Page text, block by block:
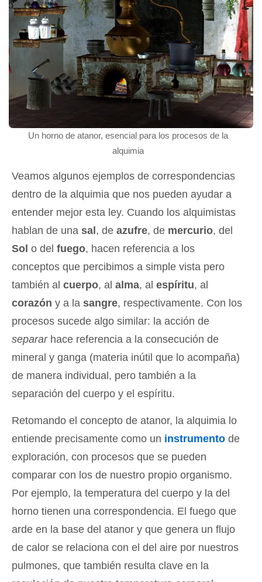
Un horno de atanor, esencial para los procesos de la
alquimia
Veamos algunos ejemplos de correspondencias
dentro de la alquimia que nos pueden ayudar a
entender mejor esta ley. Cuando los alquimistas
hablan de una sal, de azufre, de mercurio, del
Sol o del fuego, hacen referencia a los
conceptos que percibimos a simple vista pero
también al cuerpo, al alma, al espíritu, al
corazón y a la sangre, respectivamente. Con los
procesos sucede algo similar: la acción de
separarhace referencia a la consecución de
mineral y ganga (materia inútil que lo acompaña)
de manera individual, pero también a la
separación del cuerpo y el espíritu.
Retomando el concepto de atanor, la alquimia lo
entiende precisamente como un instrumento de
exploración, con procesos que se pueden
comparar con los de nuestro propio organismo.
Por ejemplo, la temperatura del cuerpo y la del
horno tienen una correspondencia. El fuego que
arde en la base del atanor y que genera un flujo
de calor se relaciona con el del aire por nuestros
pulmones, que también resulta clave en la